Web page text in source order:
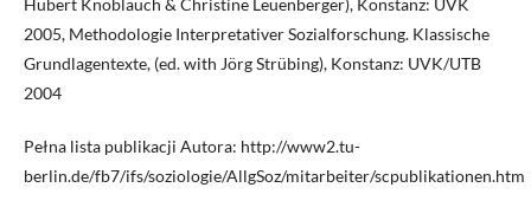
Hubert Knoblauch & Christine Leuenberger), Konstanz: UVK
2005, Methodologie Interpretativer Sozialforschung. Klassische
Grundlagentexte, (ed. with Jörg Strübing), Konstanz: UVK/UTB
2004
Pełna lista publikacji Autora: http://www2.tu-
berlin.de/fb7/ifs/soziologie/AllgSoz/mitarbeiter/scpublikationen.htm